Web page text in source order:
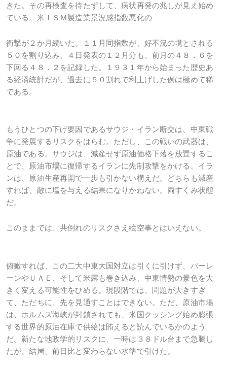
きた。その再検査を待たずして、病状再発の兆しが見え始め
ている。米ＩＳＭ製造業景況感指数悪化の
衝撃が２か月続いた。１１月同指数が、好不況の境とされる
５０を割り込み、４日発表の１２月分も、前月の４８．６を
下回る４８．２を記録した。１９３１年から始まった歴史あ
る経済統計だが、過去に５０割れで利上げした例は極めて稀
である。
もうひとつの下げ要因であるサウジ・イラン断交は、中東戦
争に発展するリスクをはらむ。ただし、この戦いの武器は、
原油である。サウジは、減産せず原油価格下落を放置するこ
とで、原油市場に復帰するイランに先制攻撃をかける。イラ
ンは、原油生産再開で一歩も引かない構えだ。どちらも減産
すれば、敵に塩を与える結果になりかねない。両すくみ状態
だ。
このままでは、共倒れのリスクさえ絵空事とはいえない。
俯瞰すれば、この二大中東大国対立は引くに引けず、バーレ
ーンやＵＡＥ、そして米露も巻き込み、中東情勢の景色を大
きく変える可能性をひめる。現段階では、問題が大きすぎ
て、ただちに、先を見通すことはできない。ただ、原油市場
は、ホルムズ海峡が封鎖されても、米国クッシング始め膨張
する世界的原油在庫で供給は賄えると読んでいるかのよう
だ。新たな地政学的リスクに、一時は３８ドル台まで急騰し
たが、結局、前日比と変わらない水準で引けた。